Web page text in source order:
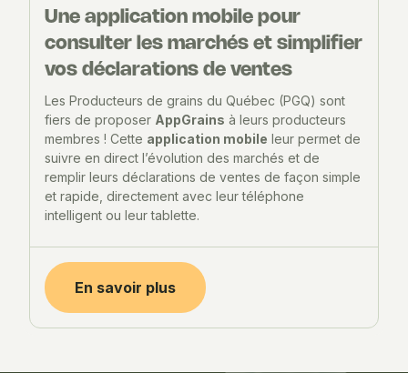
Une application mobile pour
consulter les marchés et simplifier
vos déclarations de ventes
Les Producteurs de grains du Québec (PGQ) sont
fiers de proposer AppGrains à leurs producteurs
membres ! Cette application mobile leur permet de
suivre en direct l’évolution des marchés et de
remplir leurs déclarations de ventes de façon simple
et rapide, directement avec leur téléphone
intelligent ou leur tablette.
En savoir plus